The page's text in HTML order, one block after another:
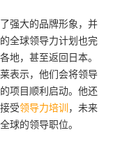
强大的品牌形象，并
全球领导力计划也完
地，甚至返回日本。
表示，他们会将领导
项目顺利启动。他还
受领导力培训 ，未来
球的领导职位。